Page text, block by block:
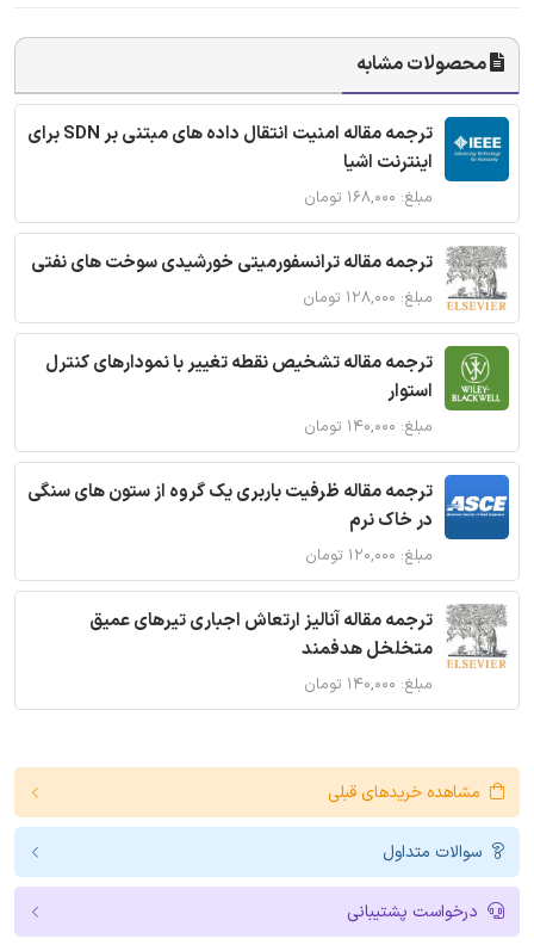
محصولات مشابه
ترجمه مقاله امنیت انتقال داده های مبتنی بر SDN برای
اینترنت اشیا
مبلغ: ۱۶۸,۰۰۰ تومان
ترجمه مقاله ترانسفورمیتی خورشیدی سوخت های نفتی
مبلغ: ۱۲۸,۰۰۰ تومان
ترجمه مقاله تشخیص نقطه تغییر با نمودارهای کنترل
استوار
مبلغ: ۱۴۰,۰۰۰ تومان
ترجمه مقاله ظرفیت باربری یک گروه از ستون های سنگی
در خاک نرم
مبلغ: ۱۲۰,۰۰۰ تومان
ترجمه مقاله آنالیز ارتعاش اجباری تیرهای عمیق
متخلخل هدفمند
مبلغ: ۱۴۰,۰۰۰ تومان
مشاهده خریدهای قبلی
سوالات متداول
درخواست پشتیبانی